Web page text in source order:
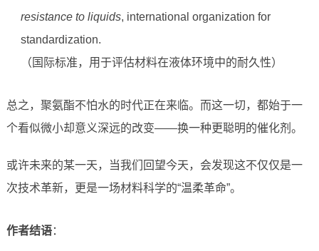
resistance to liquids, international organization for
standardization.
（国际标准，用于评估材料在液体环境中的耐久性）
总之，聚氨酯不怕水的时代正在来临。而这一切，都始于一
个看似微小却意义深远的改变——换一种更聪明的催化剂。
或许未来的某一天，当我们回望今天，会发现这不仅仅是一
次技术革新，更是一场材料科学的“温柔革命”。
作者结语：